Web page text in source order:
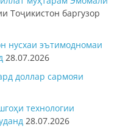
Тоҷикистон баргузор
нусхаи эътимодномаи
28.07.2026
доллар сармояи
технологии
28.07.2026